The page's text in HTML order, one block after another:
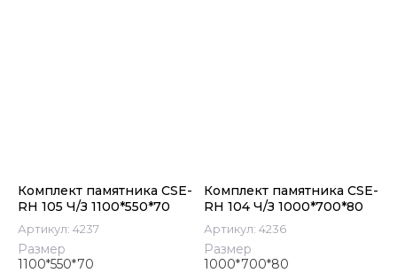
Комплект памятника CSE-
RH 105 Ч/З 1100*550*70
Артикул: 4237
Размер
1100*550*70
Комплект памятника CSE-
RH 104 Ч/З 1000*700*80
Артикул: 4236
Размер
1000*700*80